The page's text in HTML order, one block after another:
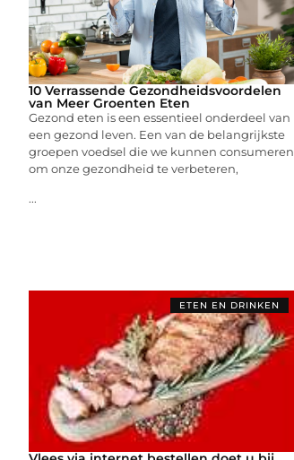
10 Verrassende Gezondheidsvoordelen
van Meer Groenten Eten
Gezond eten is een essentieel onderdeel van
een gezond leven. Een van de belangrijkste
groepen voedsel die we kunnen consumeren
om onze gezondheid te verbeteren,
...
ETEN EN DRINKEN